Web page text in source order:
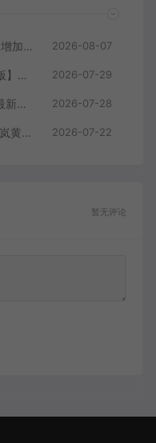
更新1.2版 侍魂武器防具改可交易 增加掉落和在线奖励 DNF70星月侍魂联机版 新版技能 丰富异次元技能装备词条 护石 辟邪玉 皮肤外观 BUFF技能徽章 史诗装备特效徽章 技能宝珠等 在线点 装备靠爆 2026-08-07
爱游网单亲测【DNF86雾神单机版】最新整理宽屏 带内辅便捷 新技能 界面UI 大冰龙 新深渊副本 技能护石 虚拟机一键端 视频安装教学 2026-07-29
爱游网单亲测【DNF70单机版】最新整理超神70微变 魂图 异界 安图恩 四小龙 镶嵌 内辅 异次元护石宝珠 未加密PVF虚拟机一键端 视频安装教学 2026-07-28
爱游网单亲测【DNF115单机版雾岚黄昏战】最新整理带魔枪三职业 女鬼剑 女圣职者 男鬼剑女格斗新模型 美神 雾岚副本 太初装备 快捷内辅 虚拟机一键端 视频安装教学 2026-07-22
暂无评论